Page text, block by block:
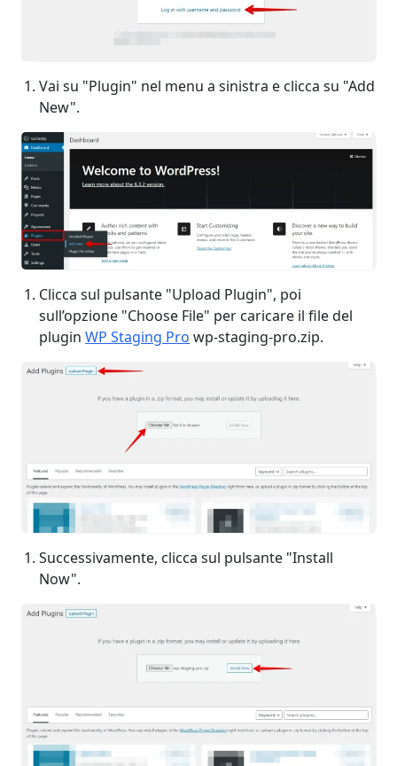
Vai su "Plugin" nel menu a sinistra e clicca su "Add
New".
Clicca sul pulsante "Upload Plugin", poi
sull’opzione "Choose File" per caricare il file del
plugin WP Staging Pro wp-staging-pro.zip.
Successivamente, clicca sul pulsante "Install
Now".